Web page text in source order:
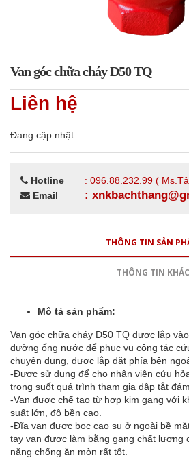
Van góc chữa cháy D50 TQ
Liên hệ
Đang cập nhật
Hotline
: 096.88.232.99 (
Email
:
THÔNG TIN SẢN
THÔNG TIN KHÁC
Mô tả sản phẩm:
Van góc chữa cháy D50 TQ được lắp
đường ống nước để phục vụ công tác
chuyên dụng, được lắp đặt phía bên
-Được sử dụng để cho nhân viên cứu
trong suốt quá trình tham gia dập tắt
-Van được chế tạo từ hợp kim gang với
suất lớn, độ bền cao.
-Đĩa van được bọc cao su ở ngoài bề
tay van được làm bằng gang chất lượng
năng chống ăn mòn rất tốt.